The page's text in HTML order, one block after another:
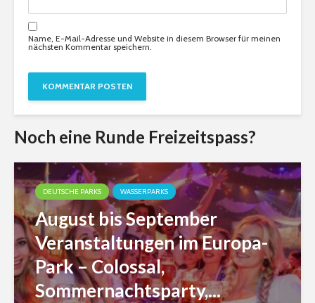
Name, E-Mail-Adresse und Website in diesem Browser für meinen
nächsten Kommentar speichern.
Noch eine Runde Freizeitspass?
DEUTSCHE PARKS WASSERPARKS
August bis September
Veranstaltungen im Europa-
Park – Colossal,
Sommernachtsparty,...